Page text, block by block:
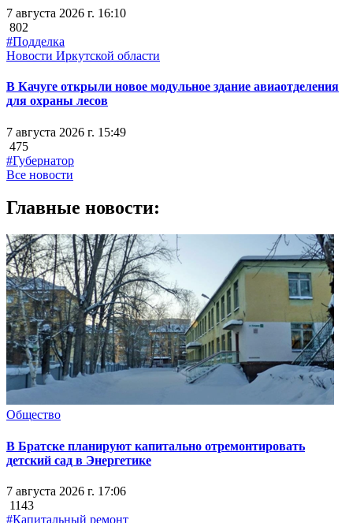
7 августа 2026 г. 16:10
802
#Подделка
Новости Иркутской области
В Качуге открыли новое модульное здание авиаотделения
для охраны лесов
7 августа 2026 г. 15:49
475
#Губернатор
Все новости
Главные новости:
Общество
В Братске планируют капитально отремонтировать
детский сад в Энергетике
7 августа 2026 г. 17:06
1143
#Капитальный ремонт